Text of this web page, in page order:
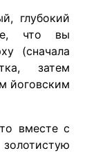
глубокий
что вы
(сначала
затем
йоговским
вместе с